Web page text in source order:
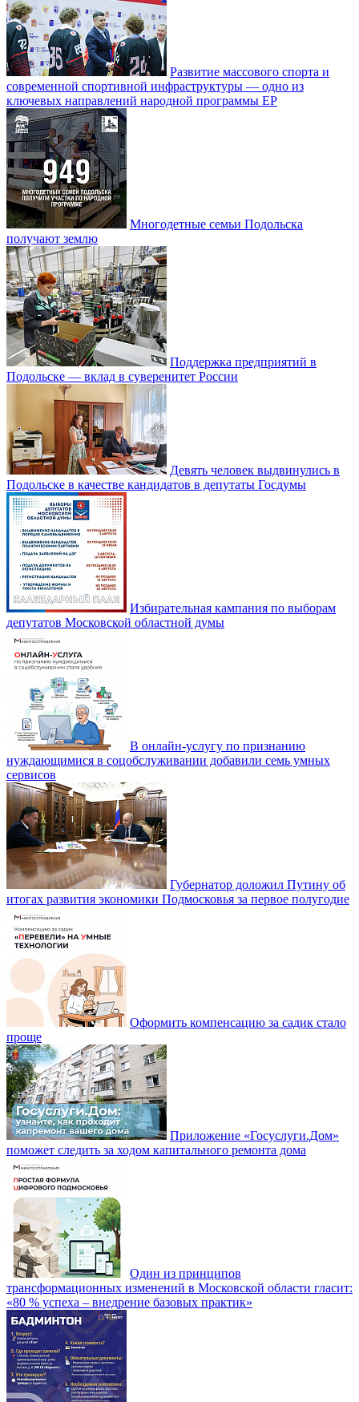
Развитие массового спорта и
современной спортивной инфраструктуры — одно из
ключевых направлений народной программы ЕР
Многодетные семьи Подольска
получают землю
Поддержка предприятий в
Подольске — вклад в суверенитет России
Девять человек выдвинулись в
Подольске в качестве кандидатов в депутаты Госдумы
Избирательная кампания по выборам
депутатов Московской областной думы
В онлайн-услугу по признанию
нуждающимися в соцобслуживании добавили семь умных
сервисов
Губернатор доложил Путину об
итогах развития экономики Подмосковья за первое полугодие
Оформить компенсацию за садик стало
проще
Приложение «Госуслуги.Дом»
поможет следить за ходом капитального ремонта дома
Один из принципов
трансформационных изменений в Московской области гласит:
«80 % успеха – внедрение базовых практик»